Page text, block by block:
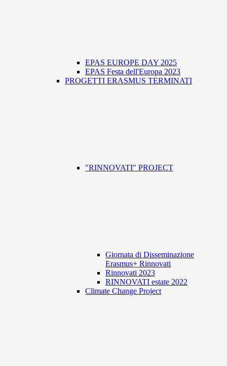
EPAS EUROPE DAY 2025
EPAS Festa dell'Europa 2023
PROGETTI ERASMUS TERMINATI
"RINNOVATI" PROJECT
Giornata di Disseminazione
Erasmus+ Rinnovati
Rinnovati 2023
RINNOVATI estate 2022
Climate Change Project